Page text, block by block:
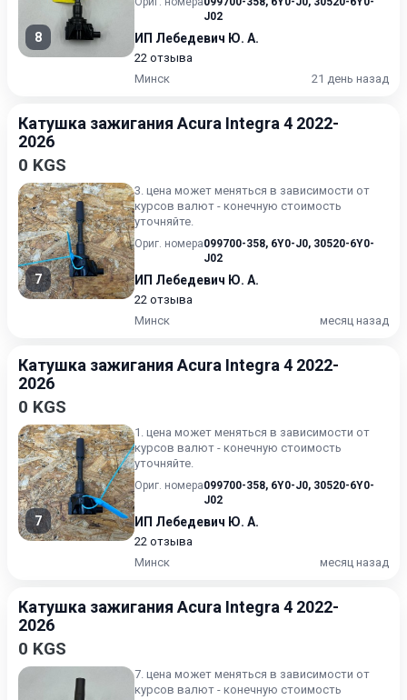
8
J02
ИП Лебедевич Ю. А.
22 отзыва
Минск
21 день назад
Катушка зажигания Acura Integra 4 2022-
2026
0 KGS
7
3. цена может меняться в зависимости от
курсов валют - конечную стоимость
уточняйте.
Ориг. номера099700-358, 6Y0-J0, 30520-6Y0-
J02
ИП Лебедевич Ю. А.
22 отзыва
Минск
месяц назад
Катушка зажигания Acura Integra 4 2022-
2026
0 KGS
7
1. цена может меняться в зависимости от
курсов валют - конечную стоимость
уточняйте.
Ориг. номера099700-358, 6Y0-J0, 30520-6Y0-
J02
ИП Лебедевич Ю. А.
22 отзыва
Минск
месяц назад
Катушка зажигания Acura Integra 4 2022-
2026
0 KGS
7. цена может меняться в зависимости от
курсов валют - конечную стоимость